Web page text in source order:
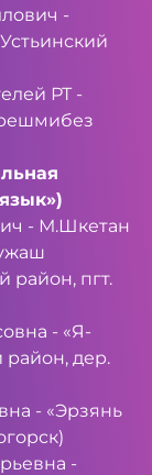
-
РТ -
- М.Шкетан
район, пгт.
- «Я-
район, дер.
- «Эрзянь
-